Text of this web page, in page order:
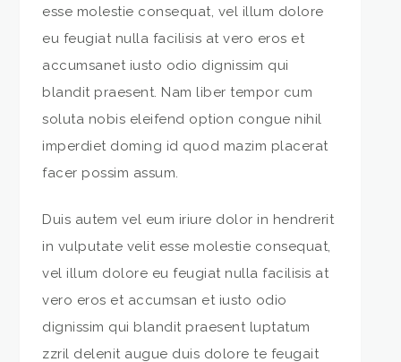
esse molestie consequat, vel illum dolore
eu feugiat nulla facilisis at vero eros et
accumsanet iusto odio dignissim qui
blandit praesent. Nam liber tempor cum
soluta nobis eleifend option congue nihil
imperdiet doming id quod mazim placerat
facer possim assum.
Duis autem vel eum iriure dolor in hendrerit
in vulputate velit esse molestie consequat,
vel illum dolore eu feugiat nulla facilisis at
vero eros et accumsan et iusto odio
dignissim qui blandit praesent luptatum
zzril delenit augue duis dolore te feugait